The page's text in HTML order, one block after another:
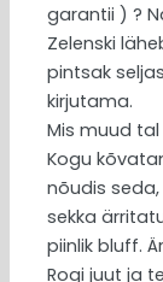
garantii ) ?
Zelenski
pintsak
kirjutama.
Mis muud
Kogu
nõudis
sekka
piinlik bluff.
Rogi juut ja